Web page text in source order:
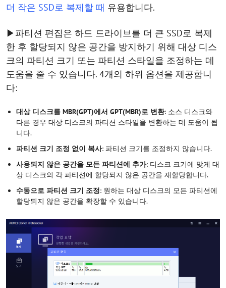
더 작은 SSD로 복제할 때 유용합니다.
▶파티션 편집은 하드 드라이브를 더 큰 SSD로 복제
한 후 할당되지 않은 공간을 방지하기 위해 대상 디스
크의 파티션 크기 또는 파티션 스타일을 조정하는 데
도움을 줄 수 있습니다. 4개의 하위 옵션을 제공합니
다:
대상 디스크를 MBR(GPT)에서 GPT(MBR)로 변환: 소스 디스크와
다른 경우 대상 디스크의 파티션 스타일을 변환하는 데 도움이 됩
니다.
파티션 크기 조정 없이 복사: 파티션 크기를 조정하지 않습니다.
사용되지 않은 공간을 모든 파티션에 추가: 디스크 크기에 맞게 대
상 디스크의 각 파티션에 할당되지 않은 공간을 재할당합니다.
수동으로 파티션 크기 조정: 원하는 대상 디스크의 모든 파티션에
할당되지 않은 공간을 확장할 수 있습니다.